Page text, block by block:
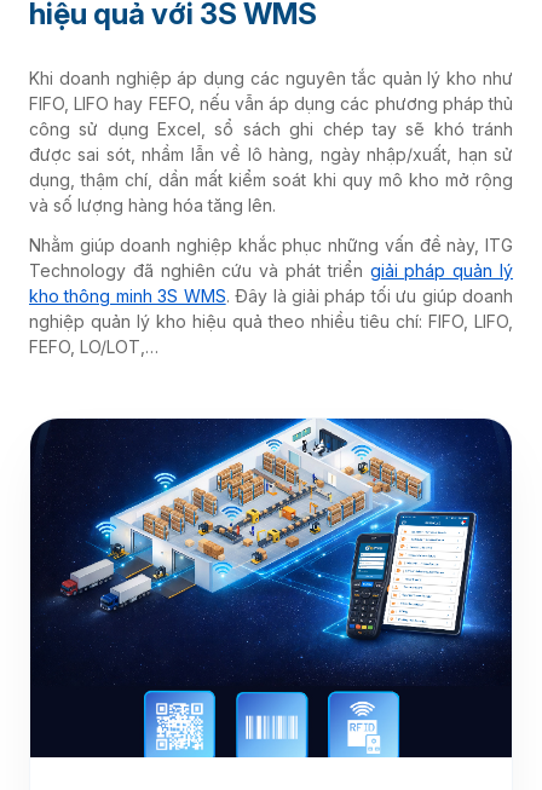
hiệu quả với 3S WMS
Khi doanh nghiệp áp dụng các nguyên tắc quản lý kho như
FIFO, LIFO hay FEFO, nếu vẫn áp dụng các phương pháp thủ
công sử dụng Excel, sổ sách ghi chép tay sẽ khó tránh
được sai sót, nhầm lẫn về lô hàng, ngày nhập/xuất, hạn sử
dụng, thậm chí, dần mất kiểm soát khi quy mô kho mở rộng
và số lượng hàng hóa tăng lên.
Nhằm giúp doanh nghiệp khắc phục những vấn đề này, ITG
Technology đã nghiên cứu và phát triển giải pháp quản lý
kho thông minh 3S WMS. Đây là giải pháp tối ưu giúp doanh
nghiệp quản lý kho hiệu quả theo nhiều tiêu chí: FIFO, LIFO,
FEFO, LO/LOT,…